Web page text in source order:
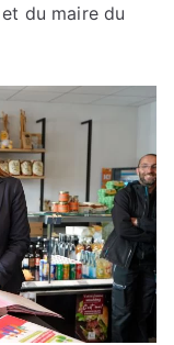
du maire du